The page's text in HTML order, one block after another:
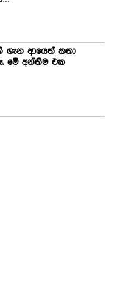
ගැන ආයෙත් කතා
මේ අන්තිම එක